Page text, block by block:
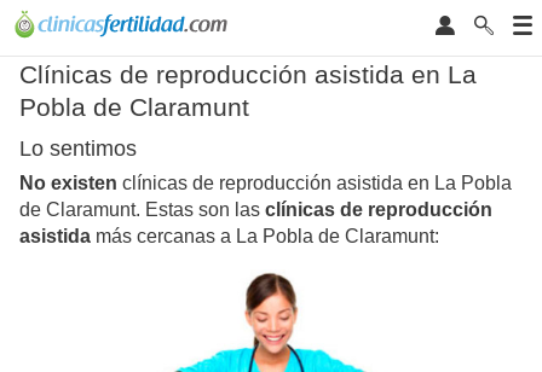
Clínicas de reproducción asistida en La
Pobla de Claramunt
Lo sentimos
No existen clínicas de reproducción asistida en La Pobla
de Claramunt. Estas son las clínicas de reproducción
asistida más cercanas a La Pobla de Claramunt: